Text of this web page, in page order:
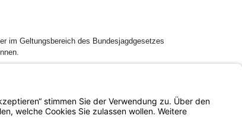
im Geltungsbereich des Bundesjagdgesetzes